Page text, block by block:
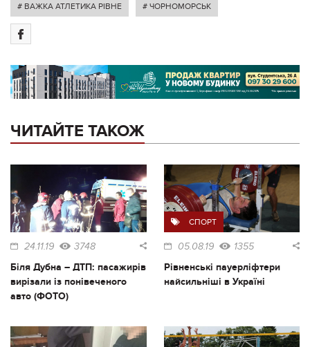
# ВАЖКА АТЛЕТИКА РІВНЕ # ЧОРНОМОРСЬК
ЧИТАЙТЕ ТАКОЖ
24.11.19 3748
Біля Дубна – ДТП: пасажирів
вирізали із понівеченого
авто (ФОТО)
СПОРТ
05.08.19 1355
Рівненські пауерліфтери
найсильніші в Україні